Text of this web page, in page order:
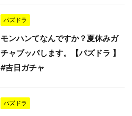
パズドラ
モンハンてなんですか？夏休みガ
チャブッパします。【パズドラ 】
#吉日ガチャ
パズドラ